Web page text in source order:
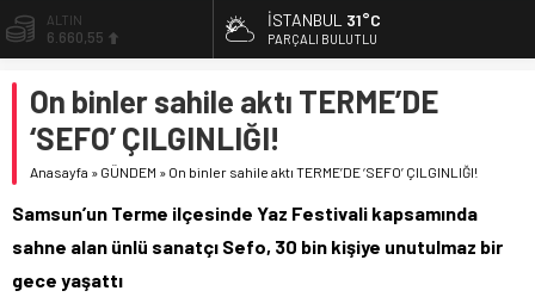
‘BAFRA’YA YATIRIM YAPIN!’
İŞTE FINDIK FİYATI!
BİST
13.779,39
47,7111
EURO
55,1881
6.660,55
İSTANBUL 31°C
PARÇALI BULUTLU
On binler sahile aktı TERME’DE
‘SEFO’ ÇILGINLIĞI!
Anasayfa » GÜNDEM » On binler sahile aktı TERME’DE ‘SEFO’ ÇILGINLIĞI!
Samsun’un Terme ilçesinde Yaz Festivali kapsamında
sahne alan ünlü sanatçı Sefo, 30 bin kişiye unutulmaz bir
gece yaşattı